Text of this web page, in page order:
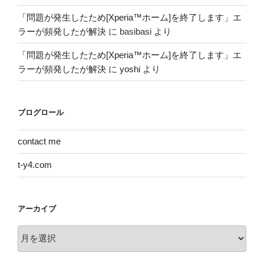
「問題が発生したため[Xperia™ホーム]を終了します」エ
ラーが頻発したが解決 に basibasi より
「問題が発生したため[Xperia™ホーム]を終了します」エ
ラーが頻発したが解決 に yoshi より
ブログロール
contact me
t-y4.com
アーカイブ
ー